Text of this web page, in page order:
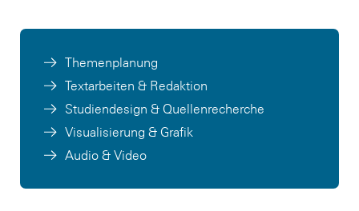
Themenplanung
Textarbeiten & Redaktion
Studiendesign & Quellenrecherche
Visualisierung & Grafik
Audio & Video